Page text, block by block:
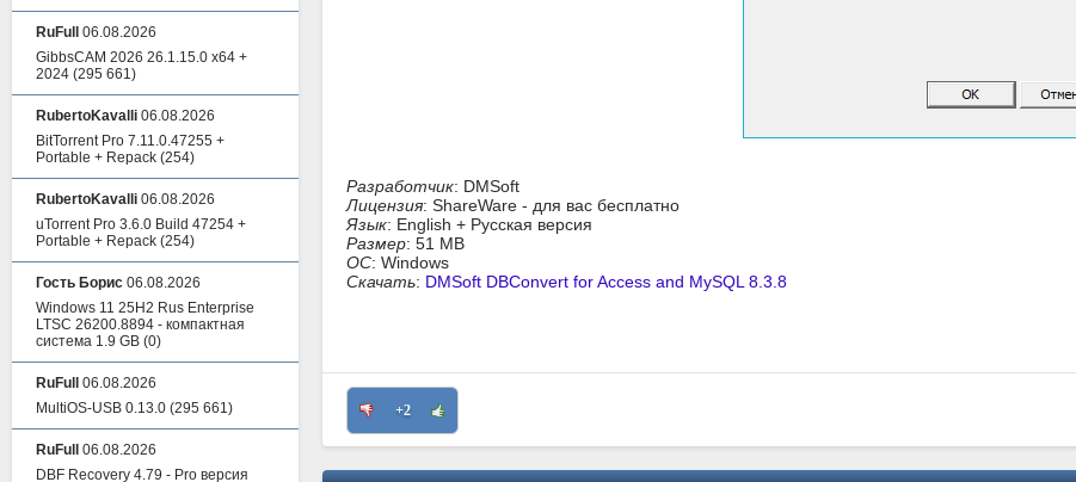
Разработчик: DMSoft
Лицензия: ShareWare - для вас бесплатно
Язык: English + Русская версия
Размер: 51 MB
ОС: Windows
Скачать: DMSoft DBConvert for Access and MySQL 8.3.8
+2
RuFull
06.08.2026
GibbsCAM 2026 26.1.15.0 x64 +
2024 (295 661)
RubertoKavalli 06.08.2026
BitTorrent Pro 7.11.0.47255 +
Portable + Repack (254)
RubertoKavalli 06.08.2026
uTorrent Pro 3.6.0 Build 47254 +
Portable + Repack (254)
Гость Борис 06.08.2026
Windows 11 25H2 Rus Enterprise
LTSC 26200.8894 - компактная
система 1.9 GB (0)
RuFull
06.08.2026
MultiOS-USB 0.13.0 (295 661)
RuFull
06.08.2026
DBF Recovery 4.79 - Pro версия